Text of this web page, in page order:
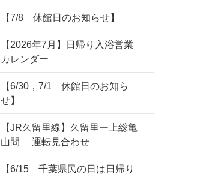
【7/8 休館日のお知らせ】
【2026年7月】日帰り入浴営業
カレンダー
【6/30，7/1 休館日のお知ら
せ】
【JR久留里線】久留里ー上総亀
山間 運転見合わせ
【6/15 千葉県民の日は日帰り